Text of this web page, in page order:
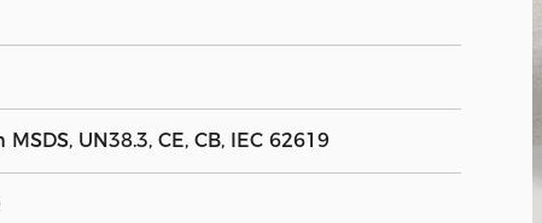
UN38.3, CE, CB, IEC 62619